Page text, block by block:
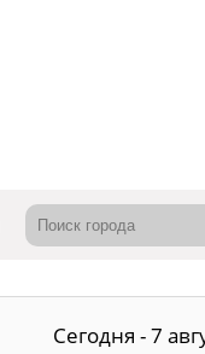
Сегодня - 7